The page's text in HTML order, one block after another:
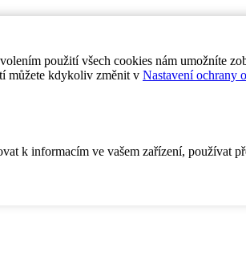
použití všech cookies nám umožníte
můžete kdykoliv změnit v Nastavení ochrany
k informacím ve vašem zařízení, používat